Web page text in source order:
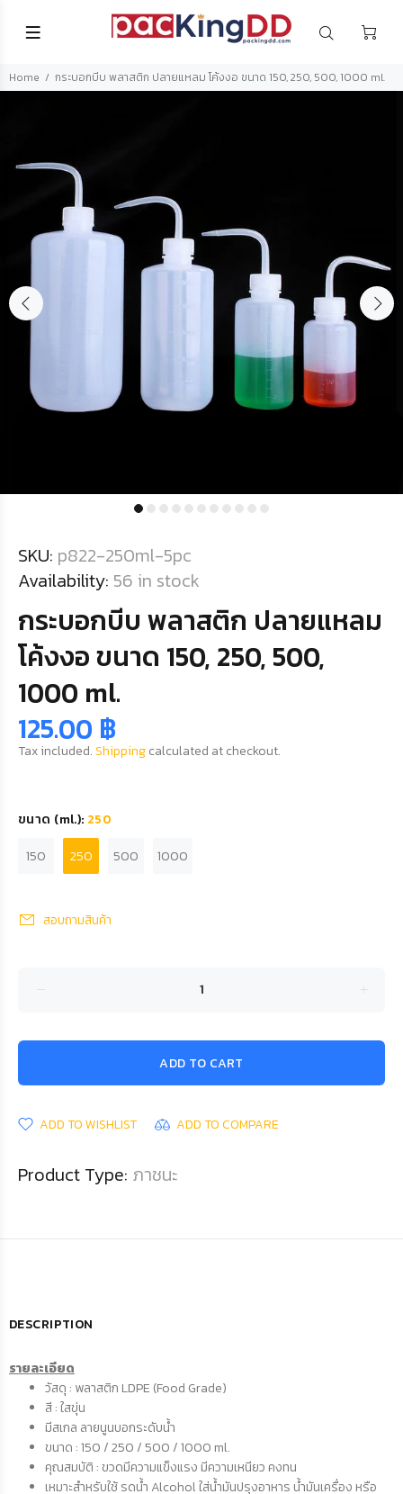
Home กระบอกบีบ พลาสติก ปลายแหลม โค้งงอ ขนาด 150, 250, 500, 1000 ml.
SKU: p822-250ml-5pc
Availability: 56 in stock
กระบอกบีบ พลาสติก ปลายแหลม
โค้งงอ ขนาด 150, 250, 500,
1000 ml.
125.00 ฿
Tax included.Shippingcalculated at checkout.
ขนาด (ml.): 250
150
250 500 1000
สอบถามสินค้า
ADD TO CART
ADD TO WISHLIST ADD TO COMPARE
Product Type: ภาชนะ
DESCRIPTION
รายละเอียด
วัสดุ : พลาสติก LDPE (Food Grade)
สี : ใสขุ่น
มีสเกล ลายนูนบอกระดับน้ำ
ขนาด : 150 / 250 / 500 / 1000 ml.
คุณสมบัติ : ขวดมีความแข็งแรง มีความเหนียว คงทน
เหมาะสำหรับใช้ รดน้ำ Alcohol ใส่น้ำมันปรุงอาหาร น้ำมันเครื่อง หรือ